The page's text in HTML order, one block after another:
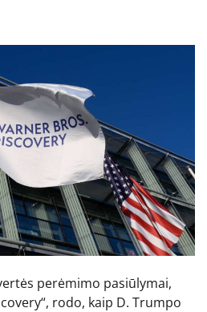
perėmimo pasiūlymai,
rodo, kaip D. Trumpo